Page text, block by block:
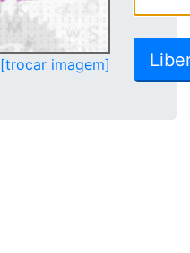
[trocar imagem]